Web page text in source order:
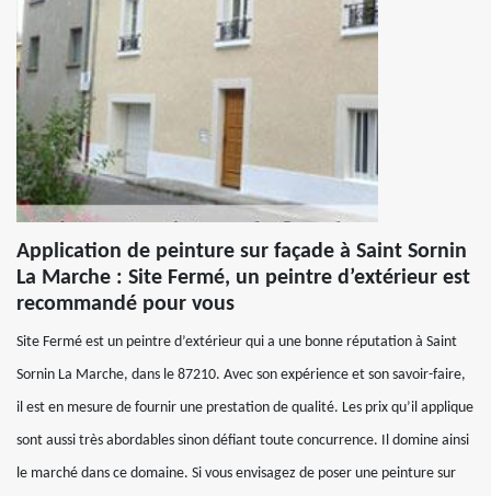
Application de peinture sur façade à Saint Sornin
La Marche : Site Fermé, un peintre d’extérieur est
recommandé pour vous
Site Fermé est un peintre d’extérieur qui a une bonne réputation à Saint
Sornin La Marche, dans le 87210. Avec son expérience et son savoir-faire,
il est en mesure de fournir une prestation de qualité. Les prix qu’il applique
sont aussi très abordables sinon défiant toute concurrence. Il domine ainsi
le marché dans ce domaine. Si vous envisagez de poser une peinture sur